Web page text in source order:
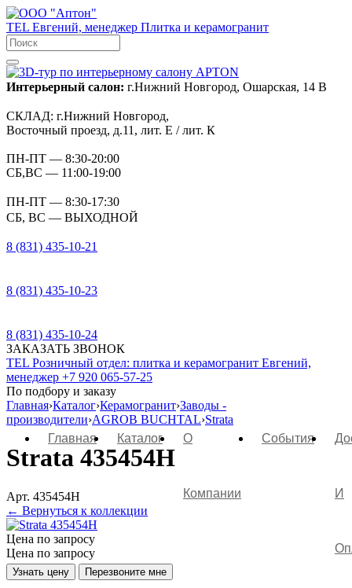
TEL Евгений, менеджер Плитка и керамогранит
Интерьерный салон: г.Нижний Новгород, Ошарская, 14 В
СКЛАД: г.Нижний Новгород,
Восточный проезд, д.11, лит. Е / лит. К
ПН-ПТ — 8:30-20:00
СБ,ВС — 11:00-19:00
ПН-ПТ — 8:30-17:30
СБ, ВС — ВЫХОДНОЙ
8 (831) 435-10-21
8 (831) 435-10-23
8 (831) 435-10-24
ЗАКАЗАТЬ ЗВОНОК
TEL Розничный отдел: плитка и керамогранит Евгений,
менеджер +7 920 065-57-25
По подбору и заказу
Главная Каталог О
Компании
События
И
Главная›Каталог›Керамогранит›Заводы -
производители›AGROB BUCHTAL›Strata
Strata 435454H
Арт. 435454H
← Вернуться к коллекции
Цена по запросу
Цена по запросу
Узнать цену Перезвоните мне